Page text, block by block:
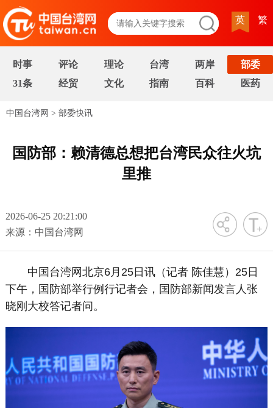
英 繁
时事 评论 理论 台湾 两岸
部委
31条
经贸 文化 指南 百科 医药
中国台湾网 > 部委快讯
国防部：赖清德总想把台湾民众往火坑
里推
2026-06-25 20:21:00
来源：中国台湾网
字号
中国台湾网北京6月25日讯（记者 陈佳慧）25日
下午，国防部举行例行记者会，国防部新闻发言人张
晓刚大校答记者问。